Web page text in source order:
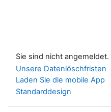
Sie sind nicht angemeldet.
Unsere Datenlöschfristen
Laden Sie die mobile App
Standarddesign